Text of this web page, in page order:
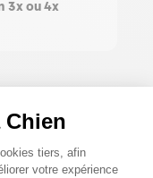
Chien
tiers, afin
votre expérience
3x ou 4x